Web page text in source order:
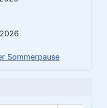
Sommerpause